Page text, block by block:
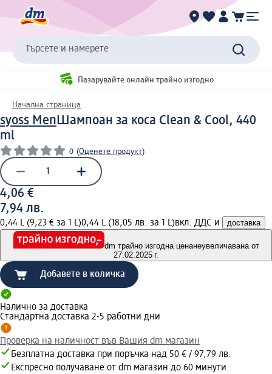
Търсете и намерете
Пазарувайте онлайн трайно изгодно
Начална страница
syoss MenШампоан за коса Clean & Cool, 440
ml
0 (Оценете продукт)
4,06 €
7,94 лв.
0,44 L (9,23 € за 1 L)0,44 L (18,05 лв. за 1 L)вкл. ДДС и доставка
dm трайно изгодна ценанеувеличавана от
27.02.2025 г.
Добавете в количка
Налично за доставка
Стандартна доставка 2-5 работни дни
Проверка на наличност във Вашия dm магазин
Безплатна доставка при поръчка над 50 € / 97,79 лв.
Експресно получаване от dm магазин до 60 минути.